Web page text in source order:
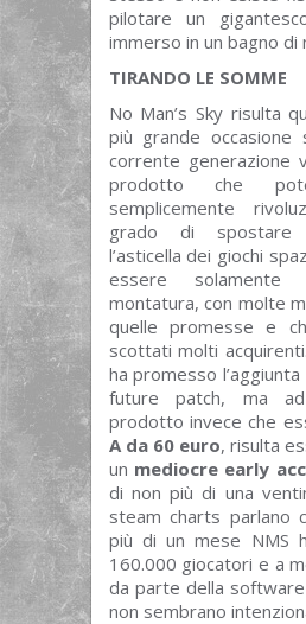
pilotare un
immerso in un bagno di
TIRANDO LE SOMME
No Man’s Sky risulta
più grande occasione
corrente generazione
prodotto che
semplicemente
grado di spostare
l’asticella dei giochi
essere solamente
montatura, con molte
quelle promesse e
scottati molti
ha promesso
future patch, ma
prodotto invece che
A da 60 euro, risulta
un mediocre early
di non più di una
steam charts parlano
più di un mese NMS
160.000 giocatori e a
da parte della
non sembrano